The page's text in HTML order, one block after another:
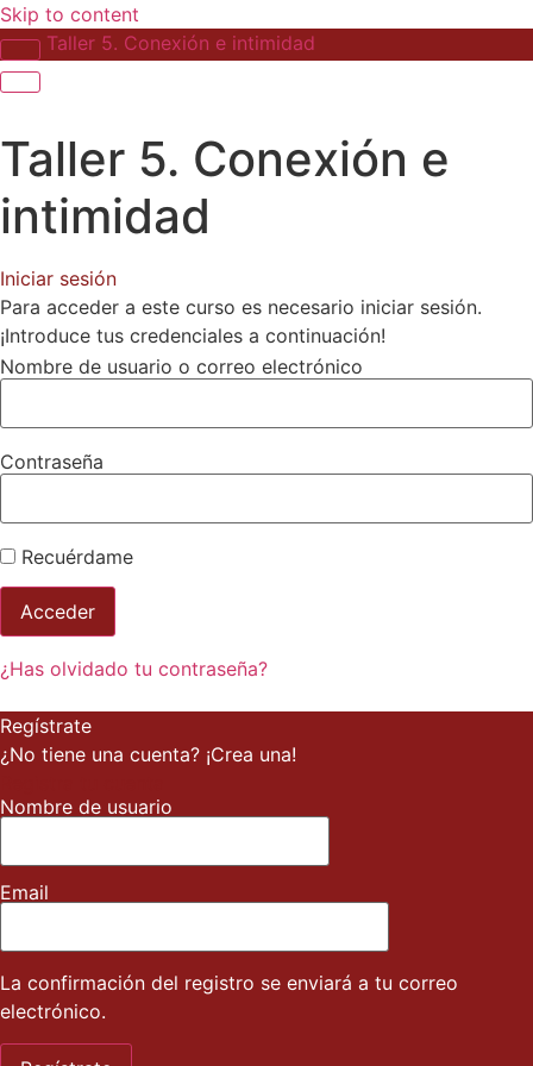
Skip to content
Taller 5. Conexión e intimidad
Taller 5. Conexión e
intimidad
Iniciar sesión
Para acceder a este curso es necesario iniciar sesión.
¡Introduce tus credenciales a continuación!
Nombre de usuario o correo electrónico
Contraseña
Recuérdame
¿Has olvidado tu contraseña?
Regístrate
¿No tiene una cuenta? ¡Crea una!
Nombre de usuario
Email
La confirmación del registro se enviará a tu correo
electrónico.